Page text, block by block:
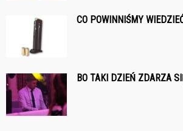
CO POWINNIŚMY
BO TAKI DZIEŃ ZDARZA